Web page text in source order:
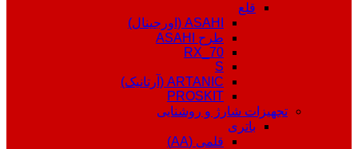
قلع
ASAHI (اورجینال)
طرح ASAHI
RX_70
S
ARTANIC (آرتانیک)
PROSKIT
تجهیزات شارژ و روشنایی
باتری
قلمی (AA)